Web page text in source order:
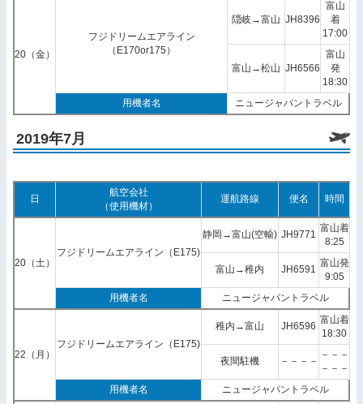
20（金）
フジドリームエアライン
（E170or175）
隠岐→富山 JH8396
富山
着
17:00
富山→松山 JH6566
富山
発
18:30
用機者名
ニュージャパントラベル
2019年7月
日
航空会社
（使用機材）
運航路線 便名 時間
20（土）
フジドリームエアライン（E175)
静岡→富山(空輸) JH9771
富山着
8:25
富山→稚内 JH6591
富山発
9:05
用機者名
ニュージャパントラベル
22（月）
フジドリームエアライン（E175)
稚内→富山 JH6596
富山着
18:30
夜間駐機 －－－－
－－－
－－－
用機者名
ニュージャパントラベル